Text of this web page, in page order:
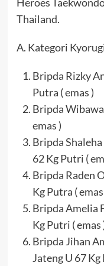
Thailand.
A. Kategori
Bripda Rizky
Putra ( emas )
Bripda
emas )
Bripda
62 Kg Putri (
Bripda Raden
Kg Putra ( emas
Bripda Amelia
Kg Putri ( emas
Bripda Jihan
Jateng U 67